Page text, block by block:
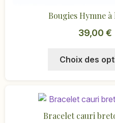
Bougies Hymne à
39,00 €
Choix des
Bracelet cauri